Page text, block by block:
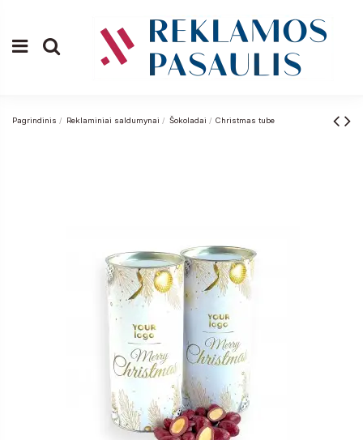
Pagrindinis Reklaminiai saldumynai Šokoladai Christmas tube